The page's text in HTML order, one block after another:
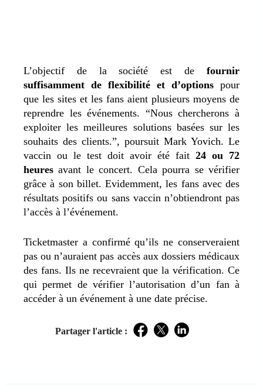
L’objectif de la société est de fournir
suffisamment de flexibilité et d’options pour
que les sites et les fans aient plusieurs moyens de
reprendre les événements. “Nous chercherons à
exploiter les meilleures solutions basées sur les
souhaits des clients.”, poursuit Mark Yovich. Le
vaccin ou le test doit avoir été fait 24 ou 72
heures avant le concert. Cela pourra se vérifier
grâce à son billet. Evidemment, les fans avec des
résultats positifs ou sans vaccin n’obtiendront pas
l’accès à l’événement.
Ticketmaster a confirmé qu’ils ne conserveraient
pas ou n’auraient pas accès aux dossiers médicaux
des fans. Ils ne recevraient que la vérification. Ce
qui permet de vérifier l’autorisation d’un fan à
accéder à un événement à une date précise.
Partager l'article : Facebook
TwitterLinkedIn